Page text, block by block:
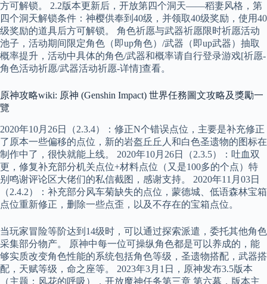
方可解锁。 2.2版本更新后，开放第四个洞天——稻妻风格，第
四个洞天解锁条件：神樱供奉到40级，并领取40级奖励，使用40
级奖励的道具后方可解锁。 角色祈愿与武器祈愿限时祈愿活动
池子，活动期间限定角色（即up角色）/武器（即up武器）抽取
概率提升，活动中具体的角色/武器和概率请自行登录游戏[祈愿-
角色活动祈愿/武器活动祈愿-详情]查看。
原神攻略wiki: 原神 (Genshin Impact) 世界任務圖文攻略及獎勵一
覽
2020年10月26日（2.3.4）：修正N个错误点位，主要是补充修正
了原本一些偏移的点位，新的岩盔丘丘人和白色圣遗物的图标在
制作中了，很快就能上线。 2020年10月26日（2.3.5）：吐血双
更，修复补充部分机关点位+材料点位（又是100多的个点）特
别鸣谢评论区大佬们的私信截图，感谢支持。 2020年11月03日
（2.4.2）：补充部分风车菊缺失的点位，蒙德城、低语森林宝箱
点位重新修正，删除一些点歪，以及不存在的宝箱点位。
当玩家冒险等阶达到14级时，可以通过探索派遣，委托其他角色
采集部分物产。 原神中每一位可操纵角色都是可以养成的，能
够实质改变角色性能的系统包括角色等级，圣遗物搭配，武器搭
配，天赋等级，命之座等。 2023年3月1日，原神发布3.5版本
（主题：风花的呼吸），开放魔神任务第三章 第六幕，版本主